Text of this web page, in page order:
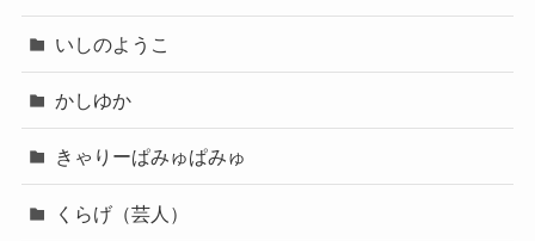
いしのようこ
かしゆか
きゃりーぱみゅぱみゅ
くらげ（芸人）